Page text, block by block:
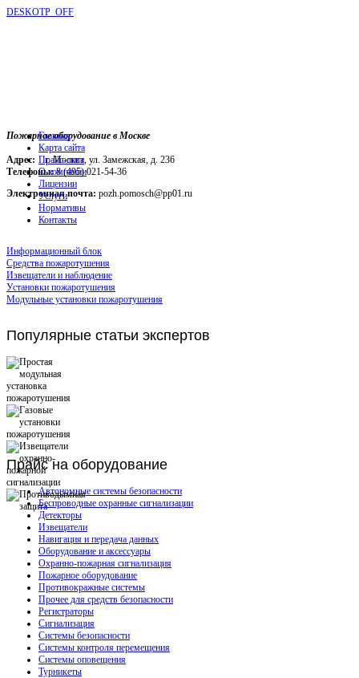
DESKOTP_OFF
Пожарное оборудование в Москве
Адрес: г. Москва, ул. Замежская, д. 236
Телефоны:8 (495) 021-54-36
Электронная почта: pozh.pomosch@pp01.ru
Главная
Карта сайта
Прайс-лист
О компании
Лицензии
Услуги
Нормативы
Контакты
Информационный блок
Средства пожаротушения
Извещатели и наблюдение
Установки пожаротушения
Модульные установки пожаротушения
Популярные статьи экспертов
Прайсна оборудование
Автономные системы безопасности
Беспроводные охранные сигнализации
Детекторы
Извещатели
Навигация и передача данных
Оборудование и аксессуары
Охранно-пожарная сигнализация
Пожарное оборудование
Противокражные системы
Прочее для средств безопасности
Регистраторы
Сигнализация
Системы безопасности
Системы контроля перемещения
Системы оповещения
Турникеты